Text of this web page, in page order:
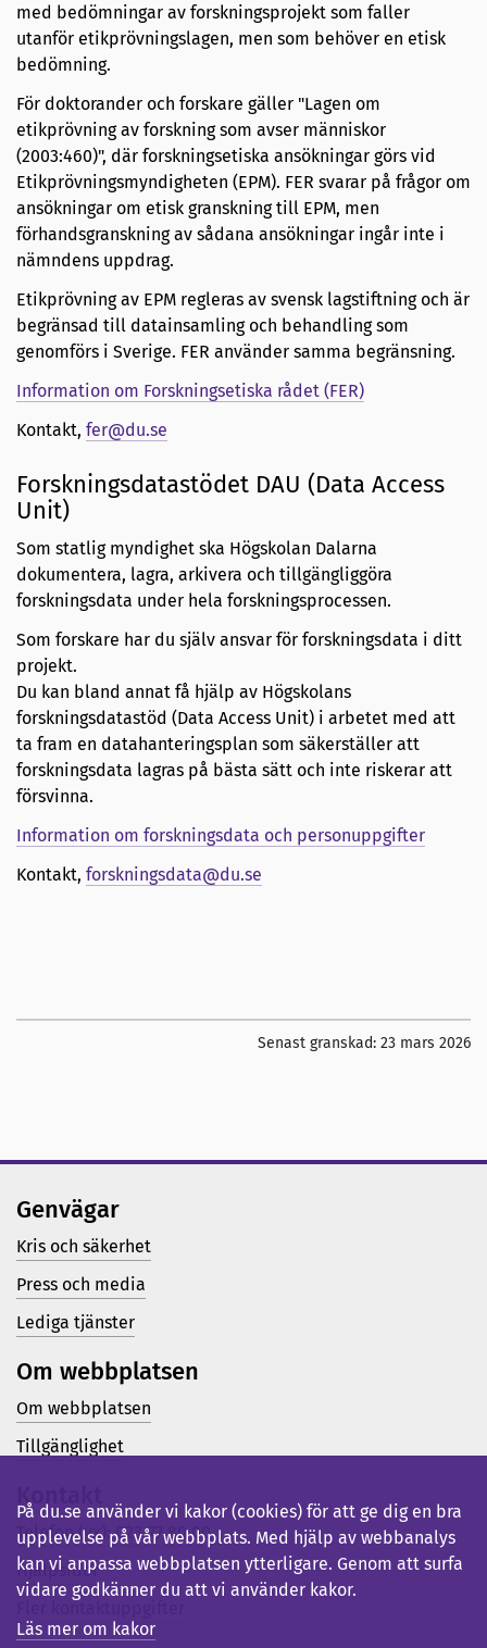
med bedömningar av forskningsprojekt som faller
utanför etikprövningslagen, men som behöver en etisk
bedömning.
För doktorander och forskare gäller "Lagen om
etikprövning av forskning som avser människor
(2003:460)", där forskningsetiska ansökningar görs vid
Etikprövningsmyndigheten (EPM). FER svarar på frågor om
ansökningar om etisk granskning till EPM, men
förhandsgranskning av sådana ansökningar ingår inte i
nämndens uppdrag.
Etikprövning av EPM regleras av svensk lagstiftning och är
begränsad till datainsamling och behandling som
genomförs i Sverige. FER använder samma begränsning.
Information om Forskningsetiska rådet (FER)
Kontakt, fer@du.se
Forskningsdatastödet DAU (Data Access
Unit)
Som statlig myndighet ska Högskolan Dalarna
dokumentera, lagra, arkivera och tillgängliggöra
forskningsdata under hela forskningsprocessen.
Som forskare har du själv ansvar för forskningsdata i ditt
projekt.
Du kan bland annat få hjälp av Högskolans
forskningsdatastöd (Data Access Unit) i arbetet med att
ta fram en datahanteringsplan som säkerställer att
forskningsdata lagras på bästa sätt och inte riskerar att
försvinna.
Information om forskningsdata och personuppgifter
Kontakt, forskningsdata@du.se
Senast granskad: 23 mars 2026
Genvägar
Kris och säkerhet
Press och media
Lediga tjänster
Om webbplatsen
Om webbplatsen
Tillgänglighet
Kontakt
Telefon (vx): 023-77 80 00
Hjälpsidor
På du.se använder vi kakor (cookies) för att ge dig en bra
upplevelse på vår webbplats. Med hjälp av webbanalys
kan vi anpassa webbplatsen ytterligare. Genom att surfa
vidare godkänner du att vi använder kakor.
Läs mer om kakor